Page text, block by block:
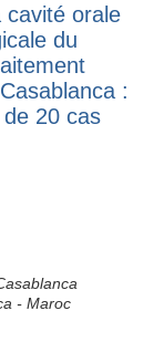
cavité orale
du
:
20 cas
- Maroc